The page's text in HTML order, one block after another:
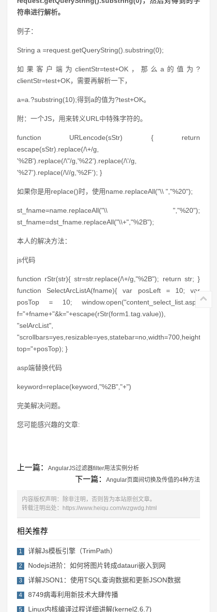
符串进行解析。
例子：
String a =request.getQueryString().substring(0);
如果客户端为clientStr=test+OK，那么a的值为?
clientStr=test+OK，需要再解析一下，
a=a.?substring(10);得到a的值为?test+OK。
附：一个JS，用来转义URL中特殊字符的。
function URLencode(sStr) { return
escape(sStr).replace(/\+/g,
'%2B').replace(/\"/g,'%22').replace(/\'/g,
'%27').replace(/\//g,'%2F'); }
如果你是用replace()时，使用name.replaceAll("\\ ","%20");
st_fname=name.replaceAll("\\ ","%20");
st_fname=dst_fname.replaceAll("\\+","%2B");
本人的解决方法：
js代码
function rStr(str){ str=str.replace(/\+/g,"%2B"); return str; }
function SelectArcListA(fname){ var posLeft = 10; var
posTop = 10; window.open("content_select_list.asp?
f="+fname+"&k="+escape(rStr(form1.tag.value)),
"selArcList",
top="+posTop); }
asp端替换代码
keyword=replace(keyword,"%2B","+")
完美解决问题。
您可能感兴趣的文章:
上一篇： AngularJS过滤器filter用法实例分析
下一篇： Angular页面间切换及传值的4种方法
内容版权声明：除非注明，否则皆为本站原创文章。
转载注明出处：
https://www.heiqu.com/wzgwdg.html
相关推荐
1 详解Js模板引擎（TrimPath）
2 Nodejs进阶：如何将图片转成datauri嵌入到网
3 详解JSON1：使用TSQL查询数据和更新JSON数据
4 8749病毒利用新技术大肆传播
5 Linux内核编译过程详细讲解(kernel2.6.7)